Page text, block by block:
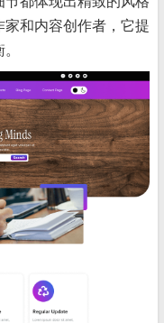
和内容创作者，它提